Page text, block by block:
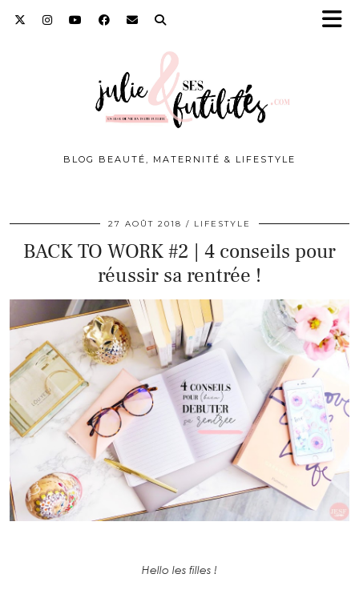
BLOG BEAUTÉ, MATERNITÉ & LIFESTYLE
27 AOÛT 2018 LIFESTYLE
BACK TO WORK #2 | 4 conseils pour
réussir sa rentrée !
Hello les filles !